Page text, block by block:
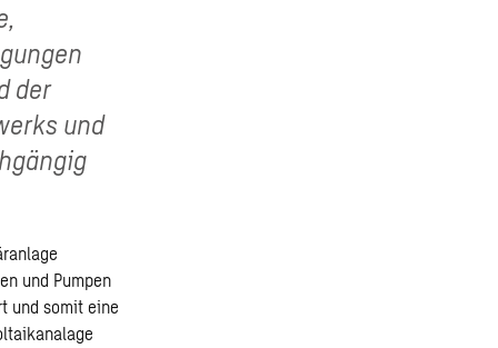
der
und
und Pumpen
und somit eine